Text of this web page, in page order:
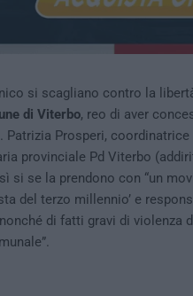
si scagliano contro la
di Viterbo, reo di aver
Prosperi,
provinciale Pd Viterbo
se la prendono con “un
del terzo millennio’ e
di fatti gravi di violenza